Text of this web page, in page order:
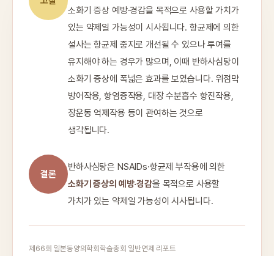
소화기 증상 예방·경감을 목적으로 사용할 가치가
있는 약제일 가능성이 시사됩니다. 항균제에 의한
설사는 항균제 중지로 개선될 수 있으나 투여를
유지해야 하는 경우가 많으며, 이때 반하사심탕이
소화기 증상에 폭넓은 효과를 보였습니다. 위점막
방어작용, 항염증작용, 대장 수분흡수 항진작용,
장운동 억제작용 등이 관여하는 것으로
생각됩니다.
결론
반하사심탕은 NSAIDs·항균제 부작용에 의한
소화기 증상의 예방·경감을 목적으로 사용할
가치가 있는 약제일 가능성이 시사됩니다.
제66회 일본동양의학회학술총회 일반연제 리포트